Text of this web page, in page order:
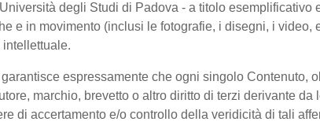
degli Studi di Padova - a titolo
e in movimento (inclusi le fotografie, i disegni, i
espressamente che ogni singolo Contenuto,
marchio, brevetto o altro diritto di terzi derivante
di accertamento e/o controllo della veridicità di tali